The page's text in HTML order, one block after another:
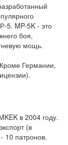
5. MP-5K - это
боя,
мощь.
Германии,
в 2004 году.
(в
10 патронов.